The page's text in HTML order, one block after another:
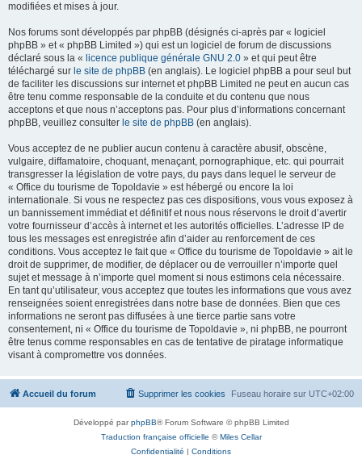
modifiées et mises à jour.
Nos forums sont développés par phpBB (désignés ci-après par « logiciel
phpBB » et « phpBB Limited ») qui est un logiciel de forum de discussions
déclaré sous la « licence publique générale GNU 2.0 » et qui peut être
téléchargé sur le site de phpBB (en anglais). Le logiciel phpBB a pour seul but
de faciliter les discussions sur internet et phpBB Limited ne peut en aucun cas
être tenu comme responsable de la conduite et du contenu que nous
acceptons et que nous n’acceptons pas. Pour plus d’informations concernant
phpBB, veuillez consulter le site de phpBB (en anglais).
Vous acceptez de ne publier aucun contenu à caractère abusif, obscène,
vulgaire, diffamatoire, choquant, menaçant, pornographique, etc. qui pourrait
transgresser la législation de votre pays, du pays dans lequel le serveur de
« Office du tourisme de Topoldavie » est hébergé ou encore la loi
internationale. Si vous ne respectez pas ces dispositions, vous vous exposez à
un bannissement immédiat et définitif et nous nous réservons le droit d’avertir
votre fournisseur d’accès à internet et les autorités officielles. L’adresse IP de
tous les messages est enregistrée afin d’aider au renforcement de ces
conditions. Vous acceptez le fait que « Office du tourisme de Topoldavie » ait le
droit de supprimer, de modifier, de déplacer ou de verrouiller n’importe quel
sujet et message à n’importe quel moment si nous estimons cela nécessaire.
En tant qu’utilisateur, vous acceptez que toutes les informations que vous avez
renseignées soient enregistrées dans notre base de données. Bien que ces
informations ne seront pas diffusées à une tierce partie sans votre
consentement, ni « Office du tourisme de Topoldavie », ni phpBB, ne pourront
être tenus comme responsables en cas de tentative de piratage informatique
visant à compromettre vos données.
Accueil du forum Fuseau horaire sur UTC+02:00
Supprimer les cookies
Développé parphpBB® Forum Software © phpBB Limited
Traduction française officielle ©Miles Cellar
Confidentialité | Conditions